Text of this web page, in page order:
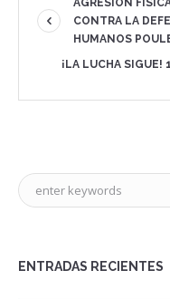
AGRESIÓN
CONTRA LA
HUMANOS
¡LA LUCHA SIGUE!
ENTRADAS RECIENTES